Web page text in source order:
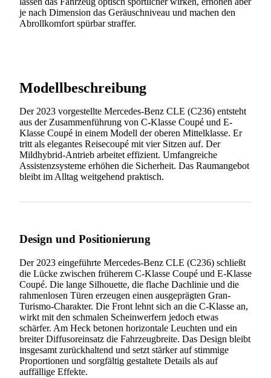
je nach Dimension das Geräuschniveau und machen den
Abrollkomfort spürbar straffer.
Modellbeschreibung
Der 2023 vorgestellte Mercedes-Benz CLE (C236) entsteht
aus der Zusammenführung von C-Klasse Coupé und E-
Klasse Coupé in einem Modell der oberen Mittelklasse. Er
tritt als elegantes Reisecoupé mit vier Sitzen auf. Der
Mildhybrid-Antrieb arbeitet effizient. Umfangreiche
Assistenzsysteme erhöhen die Sicherheit. Das Raumangebot
bleibt im Alltag weitgehend praktisch.
Design und Positionierung
Der 2023 eingeführte Mercedes-Benz CLE (C236) schließt
die Lücke zwischen früherem C-Klasse Coupé und E-Klasse
Coupé. Die lange Silhouette, die flache Dachlinie und die
rahmenlosen Türen erzeugen einen ausgeprägten Gran-
Turismo-Charakter. Die Front lehnt sich an die C-Klasse an,
wirkt mit den schmalen Scheinwerfern jedoch etwas
schärfer. Am Heck betonen horizontale Leuchten und ein
breiter Diffusoreinsatz die Fahrzeugbreite. Das Design bleibt
insgesamt zurückhaltend und setzt stärker auf stimmige
Proportionen und sorgfältig gestaltete Details als auf
auffällige Effekte.